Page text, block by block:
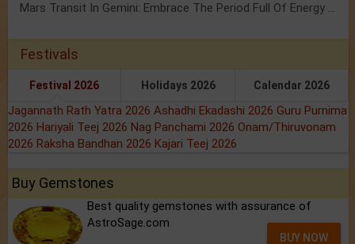
Mars Transit In Gemini: Embrace The Period Full Of Energy & Intelligence
Festivals
Festival 2026 Holidays 2026 Calendar 2026
Jagannath Rath Yatra 2026 Ashadhi Ekadashi 2026 Guru Purnima
2026 Hariyali Teej 2026 Nag Panchami 2026 Onam/Thiruvonam
2026 Raksha Bandhan 2026 Kajari Teej 2026
Buy Gemstones
Best quality gemstones with assurance of
AstroSage.com
BUY NOW